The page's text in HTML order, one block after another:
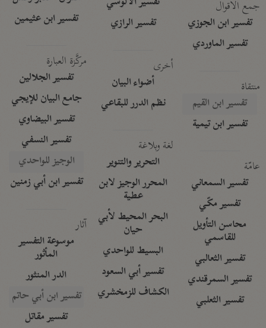
جمع الأقوال
تفسير ابن الجوزي
تفسير الماوردي
منتقاة
تفسير ابن القيم
تفسير ابن تيمية
عامّة
تفسير السمعاني
تفسير مكّي
محاسن التأويل
للقاسمي
تفسير الثعالبي
تفسير السمرقندي
تفسير الثعلبي
تفسير الرازي
أخرى
أضواء البيان
نظم الدرر للبقاعي
لغة وبلاغة
التحرير والتنوير
المحرر الوجيز لابن
عطية
البحر المحيط لأبي
حيان
البسيط للواحدي
تفسير أبي السعود
الكشاف للزمخشري
تفسير ابن عثيمين
مركَّزة العبارة
تفسير الجلالين
جامع البيان للإيجي
تفسير البيضاوي
تفسير النسفي
الوجيز للواحدي
تفسير ابن أبي زمنين
آثار
موسوعة التفسير
المأثور
الدر المنثور
تفسير ابن أبي حاتم
تفسير مقاتل